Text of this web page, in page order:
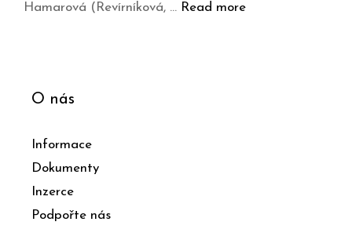
Hamarová (Revírníková, … Read more
O nás
Informace
Dokumenty
Inzerce
Podpořte nás